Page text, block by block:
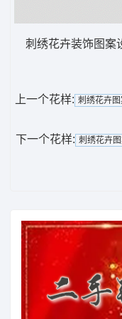
刺绣花卉装饰图案
上一个花样: 刺绣花卉
下一个花样: 刺绣花卉